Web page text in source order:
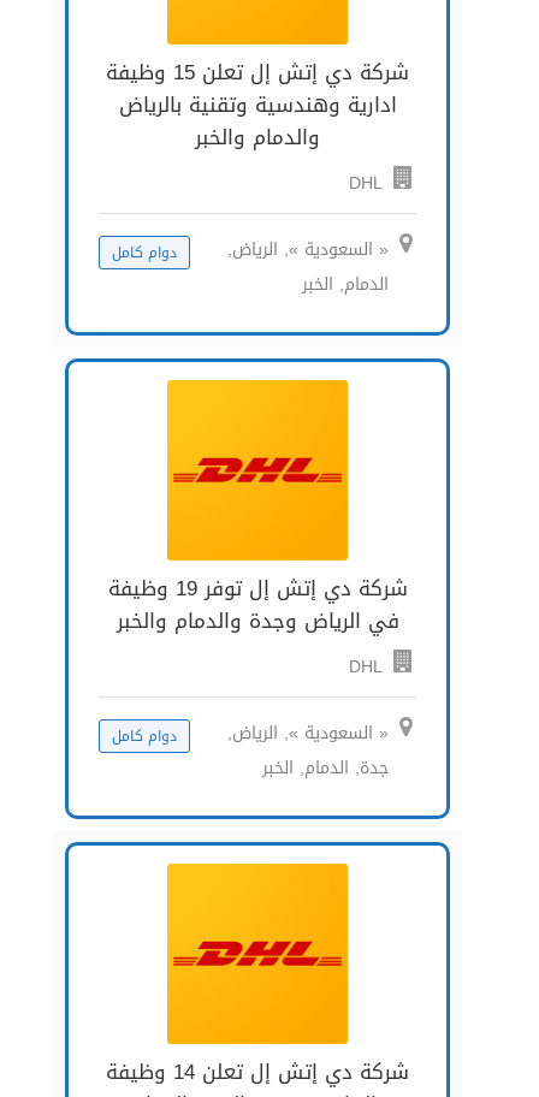
شركة دي إتش إل تعلن 15 وظيفة
ادارية وهندسية وتقنية بالرياض
والدمام والخبر
DHL
« السعودية », الرياض,
الدمام, الخبر
دوام كامل
شركة دي إتش إل توفر 19 وظيفة
في الرياض وجدة والدمام والخبر
DHL
« السعودية », الرياض,
جدة, الدمام, الخبر
دوام كامل
شركة دي إتش إل تعلن 14 وظيفة